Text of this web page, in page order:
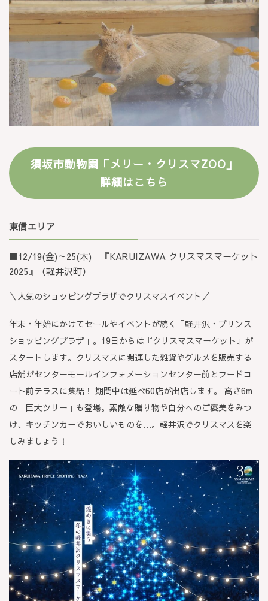
須坂市動物園 「メリー・クリスマZOO」
詳細はこちら
東信エリア
■12/19(金)～25(木) 『KARUIZAWA クリスマスマーケット
2025』（軽井沢町）
＼人気のショッピングプラザでクリスマスイベント／
年末・年始にかけてセールやイベントが続く「軽井沢・プリンス
ショッピングプラザ」。19日からは『クリスマスマーケット』が
スタートします。クリスマスに関連した雑貨やグルメを販売する
店舗がセンターモールインフォメーションセンター前とフードコ
ート前テラスに集結！ 期間中は延べ60店が出店します。 高さ6m
の「巨大ツリー」も登場。素敵な贈り物や自分へのご褒美をみつ
け、キッチンカーでおいしいものを…。軽井沢でクリスマスを楽
しみましょう！